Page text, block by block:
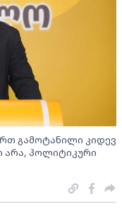
გამოტანილი კიდევ
არა, პოლიტიკური